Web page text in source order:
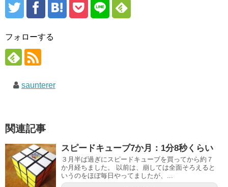
フォローする
saunterer
関連記事
スピードキューブ7か月：1分8秒くらい
３月半ば過ぎにスピードキューブを買ってから約７
か月経ちました。 以前は、崩しては全面そろえると
いうのをほぼ毎日やってましたが、...